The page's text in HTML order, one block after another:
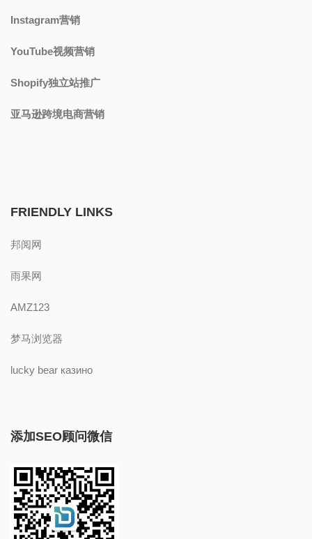
Instagram营销
YouTube视频营销
Shopify独立站推广
亚马逊跨境电商营销
FRIENDLY LINKS
邦阅网
雨果网
AMZ123
梦马浏览器
lucky bear казино
添加SEO顾问微信